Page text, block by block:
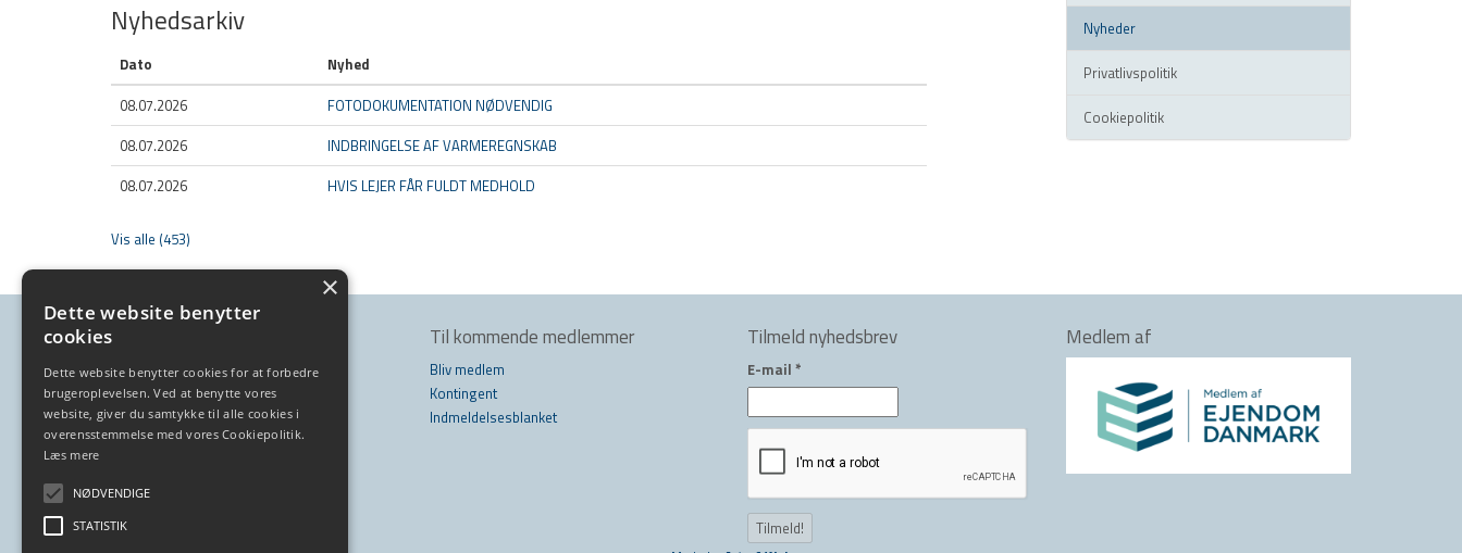
Nyhedsarkiv
Dato
Nyhed
08.07.2026
FOTODOKUMENTATION NØDVENDIG
08.07.2026
INDBRINGELSE AF VARMEREGNSKAB
08.07.2026
HVIS LEJER FÅR FULDT MEDHOLD
Vis alle (453)
Nyheder
Privatlivspolitik
Cookiepolitik
Kontakt os
Tarupvej 80
5210 Odense NV
Telefon: 66 12 34 00
info@effyn.dk
Til kommende medlemmer
Bliv medlem
Kontingent
Indmeldelsesblanket
Tilmeld nyhedsbrev
E-mail *
Medlem af
Dette website benytter
cookies
Dette website benytter cookies for at forbedre
brugeroplevelsen. Ved at benytte vores
website, giver du samtykke til alle cookies i
overensstemmelse med vores Cookiepolitik.
Læs mere
NØDVENDIGE
STATISTIK
×